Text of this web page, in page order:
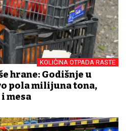
KOLIČINA OTPADA RASTE
hrane: Godišnje u
pola milijuna tona,
mesa